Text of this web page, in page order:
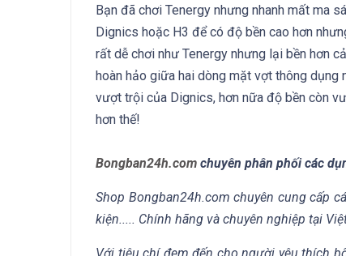
Bạn đã chơi Tenergy nhưng nhanh mất ma
Dignics hoặc H3 để có độ bền cao hơn
rất dễ chơi như Tenergy nhưng lại bền hơn
hoàn hảo giữa hai dòng mặt vợt thông dụng
vượt trội của Dignics, hơn nữa độ bền còn
hơn thế!
Bongban24h.com chuyên phân phối các
Shop Bongban24h.com chuyên cung cấp
kiện..... Chính hãng và chuyên nghiệp tại